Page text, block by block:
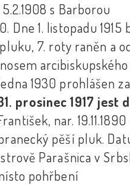
s Barborou
Dne 1. listopadu 1915
7. roty raněn a
arcibiskupského
1930 prohlášen za
prosinec 1917 jest
nar. 19.11.1890
pěší pluk.
Parašnica v
pohřbení